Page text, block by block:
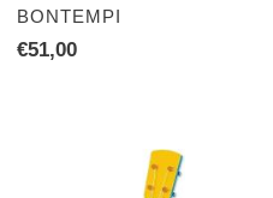
VENDITORE
BONTEMPI
Prezzo
€51,00